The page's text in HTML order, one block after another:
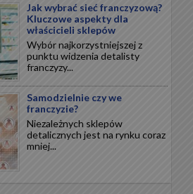
Jak wybrać sieć franczyzową?
Kluczowe aspekty dla
właścicieli sklepów
Wybór najkorzystniejszej z
punktu widzenia detalisty
franczyzy...
Samodzielnie czy we
franczyzie?
Niezależnych sklepów
detalicznych jest na rynku coraz
mniej...